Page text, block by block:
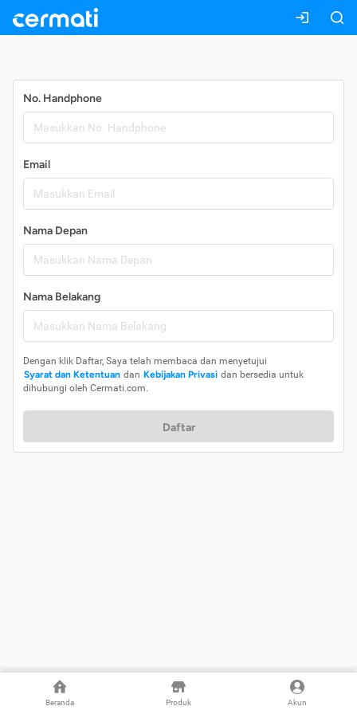
Beranda Produk Akun
No. Handphone
Email
Nama Depan
Nama Belakang
Dengan klik Daftar, Saya telah membaca dan menyetujui
Syarat dan Ketentuan dan Kebijakan Privasi dan bersedia untuk
dihubungi oleh Cermati.com.
Daftar